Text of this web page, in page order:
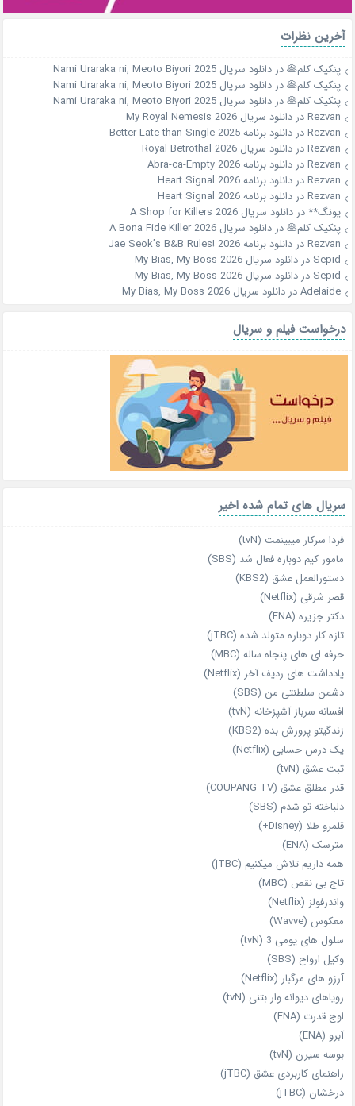
آخرین نظرات
پنکیک کلم🥞دردانلود سریال Nami Uraraka ni, Meoto Biyori 2025
پنکیک کلم🥞دردانلود سریال Nami Uraraka ni, Meoto Biyori 2025
پنکیک کلم🥞دردانلود سریال Nami Uraraka ni, Meoto Biyori 2025
Rezvanدردانلود سریال My Royal Nemesis 2026
Rezvanدردانلود برنامه Better Late than Single 2025
Rezvanدردانلود سریال Royal Betrothal 2026
Rezvanدردانلود برنامه Abra-ca-Empty 2026
Rezvanدردانلود برنامه Heart Signal 2026
Rezvanدردانلود برنامه Heart Signal 2026
یونگ** دردانلود سریال A Shop for Killers 2026
پنکیک کلم🥞دردانلود سریال A Bona Fide Killer 2026
Rezvanدردانلود برنامه Jae Seok’s B&B Rules! 2026
Sepid دردانلود سریال My Bias, My Boss 2026
Sepid دردانلود سریال My Bias, My Boss 2026
Adelaideدردانلود سریال My Bias, My Boss 2026
درخواست فیلم و سریال
سریال های تمام شده اخیر
فردا سرکار میبینمت (tvN)
مامور کیم دوباره فعال شد (SBS)
دستورالعمل عشق (KBS2)
قصر شرقی (Netflix)
دکتر جزیره (ENA)
تازه‌ کار دوباره‌ متولد شده (jTBC)
حرفه‌ ای‌ های پنجاه‌ ساله (MBC)
یادداشت‌ های ردیف آخر (Netflix)
دشمن سلطنتی من (SBS)
افسانه سرباز آشپزخانه (tvN)
زندگیتو پرورش بده (KBS2)
یک درس حسابی (Netflix)
ثبت عشق (tvN)
قدر مطلق عشق (COUPANG TV)
دلباخته تو شدم (SBS)
قلمرو طلا (Disney+)
مترسک (ENA)
همه داریم تلاش میکنیم (jTBC)
تاج بی‌ نقص (MBC)
واندرفولز (Netflix)
معکوس (Wavve)
سلول های یومی 3 (tvN)
وکیل ارواح (SBS)
آرزو های مرگبار (Netflix)
رویاهای دیوانه‌ وار بتنی (tvN)
اوج قدرت (ENA)
آبرو (ENA)
بوسه سیرن (tvN)
راهنمای کاربردی عشق (jTBC)
درخشان (jTBC)